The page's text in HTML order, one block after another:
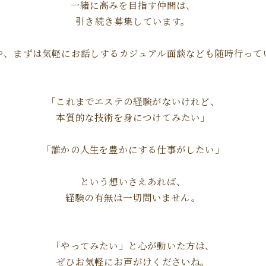
一緒に高みを目指す仲間は、
引き続き募集しています。
、まずは気軽にお話しするカジュアル面談なども随時行って
「これまでエステの経験がないけれど、
本質的な技術を身につけてみたい」
「誰かの人生を豊かにする仕事がしたい」
という想いさえあれば、
経験の有無は一切問いません。
「やってみたい」と心が動いた方は、
ぜひお気軽にお声がけくださいね。